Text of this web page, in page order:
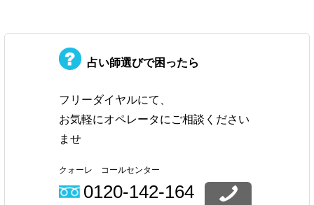
占い師選びで困ったら
フリーダイヤルにて、
お気軽にオペレータにご相談ください
ませ
クォーレ コールセンター
0120-142-164